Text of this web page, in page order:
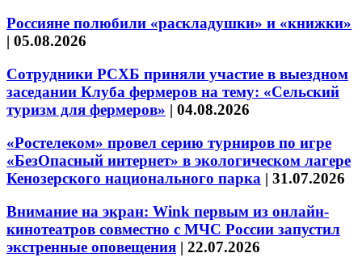
Россияне полюбили «раскладушки» и «книжки»
| 05.08.2026
Сотрудники РСХБ приняли участие в выездном
заседании Клуба фермеров на тему: «Сельский
туризм для фермеров» | 04.08.2026
«Ростелеком» провел серию турниров по игре
«БезОпасный интернет» в экологическом лагере
Кенозерского национального парка | 31.07.2026
Внимание на экран: Wink первым из онлайн-
кинотеатров совместно с МЧС России запустил
экстренные оповещения | 22.07.2026